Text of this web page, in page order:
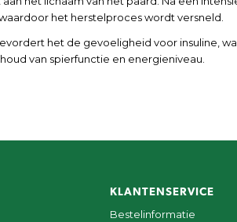
het herstelproces wordt versneld.
het de gevoeligheid voor insuline,
van spierfunctie en energieniveau.
KLANTENSERVICE
Bestelinformatie